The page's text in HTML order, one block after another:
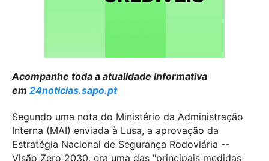
Acompanhe toda a atualidade informativa
em 24noticias.sapo.pt
Segundo uma nota do Ministério da Administração
Interna (MAI) enviada à Lusa, a aprovação da
Estratégia Nacional de Segurança Rodoviária --
Visão Zero 2030, era uma das "principais medidas,